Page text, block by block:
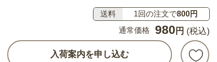
送料 1回の注文で800円
通常価格
980 円 (税込)
入荷案内を申し込む